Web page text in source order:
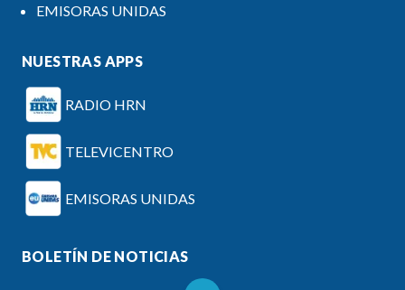
EMISORAS UNIDAS
NUESTRAS APPS
RADIO HRN
TELEVICENTRO
EMISORAS UNIDAS
BOLETÍN DE NOTICIAS